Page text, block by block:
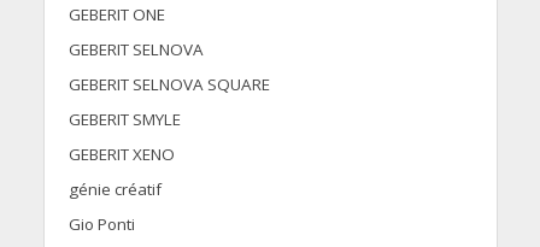
GEBERIT ONE
GEBERIT SELNOVA
GEBERIT SELNOVA SQUARE
GEBERIT SMYLE
GEBERIT XENO
génie créatif
Gio Ponti